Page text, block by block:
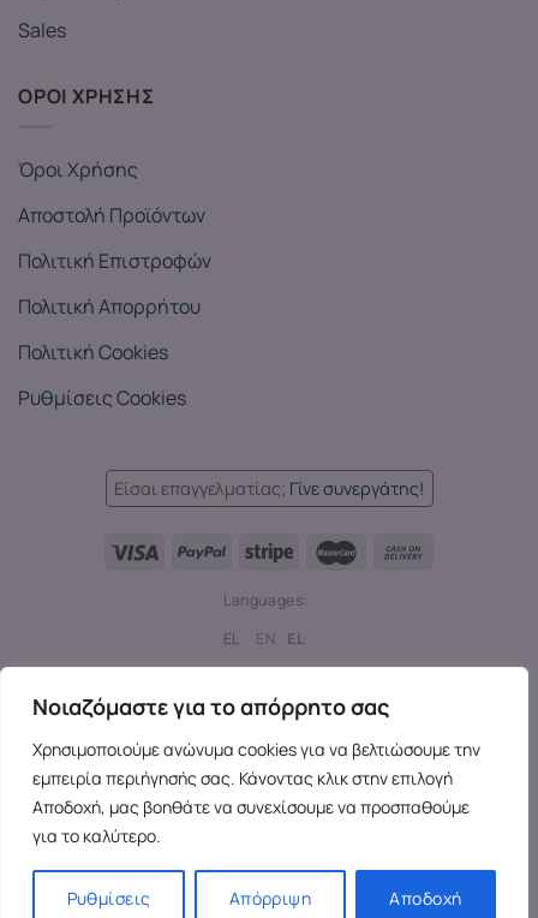
Νοιαζόμαστε για το απόρρητο σας
Χρησιμοποιούμε ανώνυμα cookies για να βελτιώσουμε την
εμπειρία περιήγησής σας. Κάνοντας κλικ στην επιλογή
Αποδοχή, μας βοηθάτε να συνεχίσουμε να προσπαθούμε
για το καλύτερο.
Ρυθμίσεις Απόρριψη Αποδοχή
Sales
ΟΡΟΙ ΧΡΗΣΗΣ
Όροι Χρήσης
Αποστολή Προϊόντων
Πολιτική Επιστροφών
Πολιτική Απορρήτου
Πολιτική Cookies
Ρυθμίσεις Cookies
Είσαι επαγγελματίας; Γίνε συνεργάτης!
Languages:
EL
EN EL
Copyright 2026 ©
- Adult toys and merchandise | All
rights reserved.